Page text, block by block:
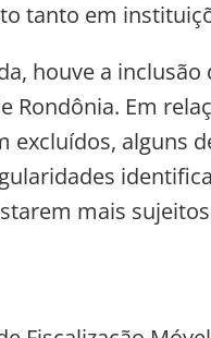
tanto em
houve a
Rondônia. Em
excluídos, alguns
mais